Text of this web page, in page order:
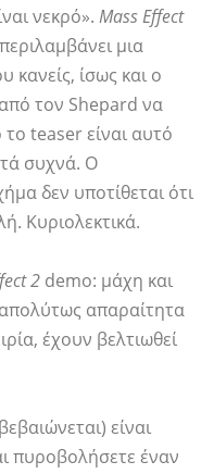
νεκρό». Mass Effect
μια
κανείς, ίσως και ο
από τον Shepard να
teaser είναι αυτό
συχνά. Ο
δεν υποτίθεται ότι
Κυριολεκτικά.
2 demo: μάχη και
απαραίτητα
έχουν βελτιωθεί
είναι
πυροβολήσετε έναν